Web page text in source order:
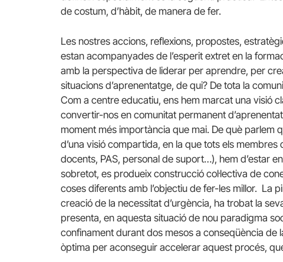
de costum, d’hàbit, de manera de fer.
Les nostres accions, reflexions, propostes,
estan acompanyades de l’esperit extret en la
amb la perspectiva de liderar per aprendre, per
situacions d’aprenentatge, de qui? De tota la
Com a centre educatiu, ens hem marcat una visió
convertir-nos en comunitat permanent
moment més importància que mai. De què parlem
d’una visió compartida, en la que tots els
docents, PAS, personal de suport…), hem d’estar
sobretot, es produeix construcció col·lectiva de
coses diferents amb l’objectiu de fer-les millor. La
creació de la necessitat d’urgència, ha trobat la
presenta, en aquesta situació de nou paradigma
confinament durant dos mesos a conseqüència de
òptima per aconseguir accelerar aquest procés,